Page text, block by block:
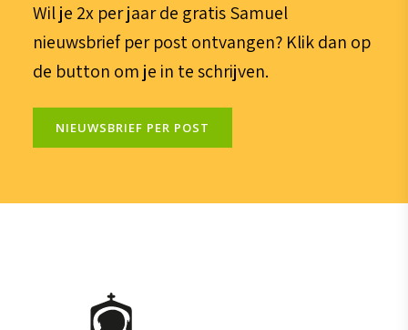
Wil je 2x per jaar de gratis Samuel
nieuwsbrief per post ontvangen? Klik dan op
de button om je in te schrijven.
NIEUWSBRIEF PER POST